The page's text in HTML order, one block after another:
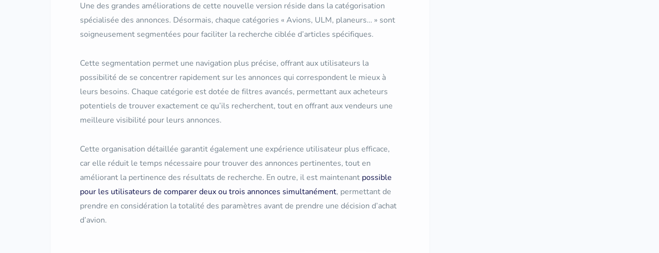
Une des grandes améliorations de cette nouvelle version réside dans la catégorisation
spécialisée des annonces. Désormais, chaque catégories « Avions, ULM, planeurs… » sont
soigneusement segmentées pour faciliter la recherche ciblée d’articles spécifiques.
Cette segmentation permet une navigation plus précise, offrant aux utilisateurs la
possibilité de se concentrer rapidement sur les annonces qui correspondent le mieux à
leurs besoins. Chaque catégorie est dotée de filtres avancés, permettant aux acheteurs
potentiels de trouver exactement ce qu’ils recherchent, tout en offrant aux vendeurs une
meilleure visibilité pour leurs annonces.
Cette organisation détaillée garantit également une expérience utilisateur plus efficace,
car elle réduit le temps nécessaire pour trouver des annonces pertinentes, tout en
améliorant la pertinence des résultats de recherche. En outre, il est maintenant possible
pour les utilisateurs de comparer deux ou trois annonces simultanément, permettant de
prendre en considération la totalité des paramètres avant de prendre une décision d’achat
d’avion.